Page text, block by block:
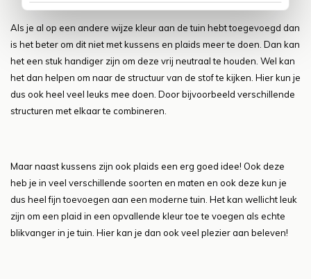
Als je al op een andere wijze kleur aan de tuin hebt toegevoegd dan
is het beter om dit niet met kussens en plaids meer te doen. Dan kan
het een stuk handiger zijn om deze vrij neutraal te houden. Wel kan
het dan helpen om naar de structuur van de stof te kijken. Hier kun je
dus ook heel veel leuks mee doen. Door bijvoorbeeld verschillende
structuren met elkaar te combineren.
Maar naast kussens zijn ook plaids een erg goed idee! Ook deze
heb je in veel verschillende soorten en maten en ook deze kun je
dus heel fijn toevoegen aan een moderne tuin. Het kan wellicht leuk
zijn om een plaid in een opvallende kleur toe te voegen als echte
blikvanger in je tuin. Hier kan je dan ook veel plezier aan beleven!